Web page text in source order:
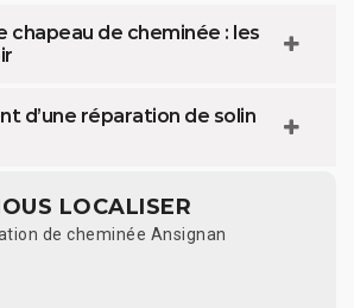
chapeau de cheminée : les
d’une réparation de solin
LOCALISER
de cheminée Ansignan